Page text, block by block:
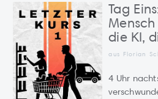
Tag
die KI,
aus Florian
4 Uhr